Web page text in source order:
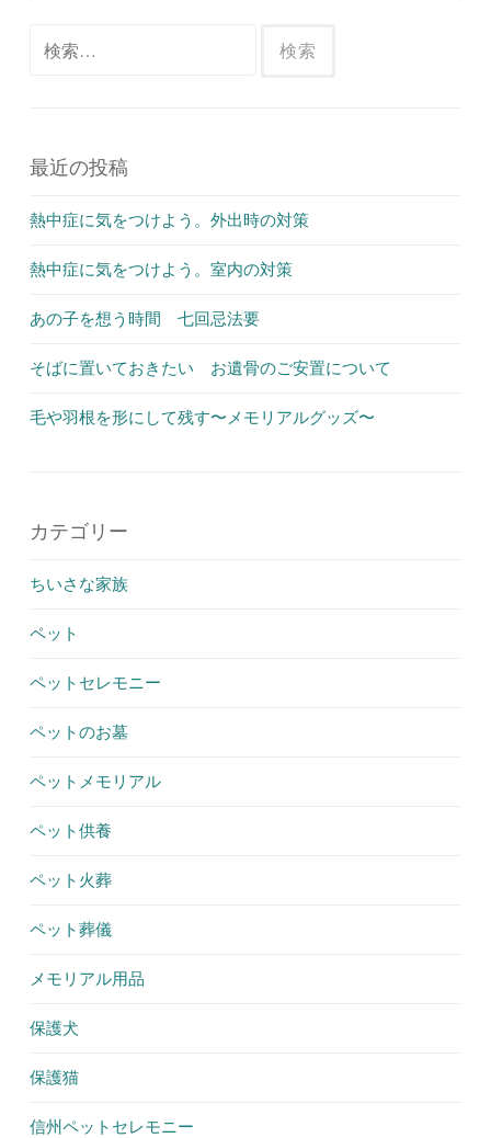
最近の投稿
熱中症に気をつけよう。外出時の対策
熱中症に気をつけよう。室内の対策
あの子を想う時間 七回忌法要
そばに置いておきたい お遺骨のご安置について
毛や羽根を形にして残す〜メモリアルグッズ〜
カテゴリー
ちいさな家族
ペット
ペットセレモニー
ペットのお墓
ペットメモリアル
ペット供養
ペット火葬
ペット葬儀
メモリアル用品
保護犬
保護猫
信州ペットセレモニー